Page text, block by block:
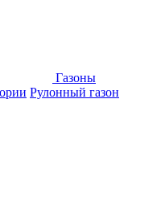
Газоны
Рулонный газон